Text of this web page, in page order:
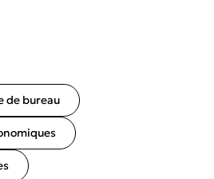
de bureau